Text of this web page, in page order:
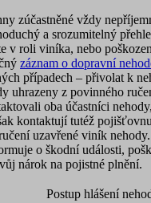
zúčastněné vždy
a srozumitelný
v roli viníka, nebo
záznam o dopravní
případech – přivolat k
uhrazeny z povinného
oba účastníci nehody
kontaktují tutéž
uzavřené viník nehody
o škodní události,
nárok na pojistné plnění.
Postup hlášení